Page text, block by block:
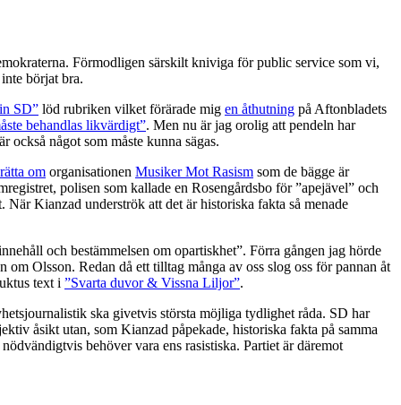
Förmodligen särskilt kniviga för public service som vi,
börjat bra.
SD” löd rubriken vilket förärade mig en åthutning på Aftonbladets
behandlas likvärdigt”. Men nu är jag orolig att pendeln har
också något som måste kunna sägas.
om organisationen Musiker Mot Rasism som de bägge är
polisen som kallade en Rosengårdsbo för ”apejävel” och
Kianzad underströk att det är historiska fakta så menade
och bestämmelsen om opartiskhet”. Förra gången jag hörde
Olsson. Redan då ett tilltag många av oss slog oss för pannan åt
text i ”Svarta duvor & Vissna Liljor”.
ska givetvis största möjliga tydlighet råda. SD har
åsikt utan, som Kianzad påpekade, historiska fakta på samma
behöver vara ens rasistiska. Partiet är däremot